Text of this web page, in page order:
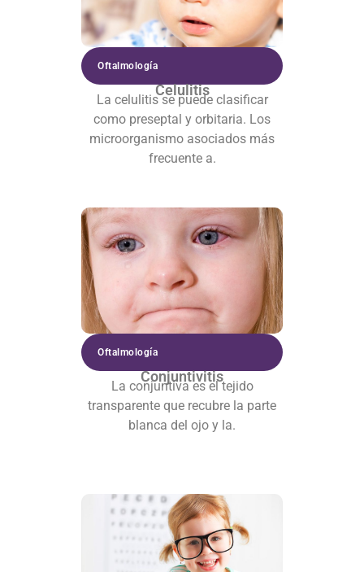
Oftalmología
Celulitis
La celulitis se puede clasificar
como preseptal y orbitaria. Los
microorganismo asociados más
frecuente a.
Oftalmología
Conjuntivitis
La conjuntiva es el tejido
transparente que recubre la parte
blanca del ojo y la.